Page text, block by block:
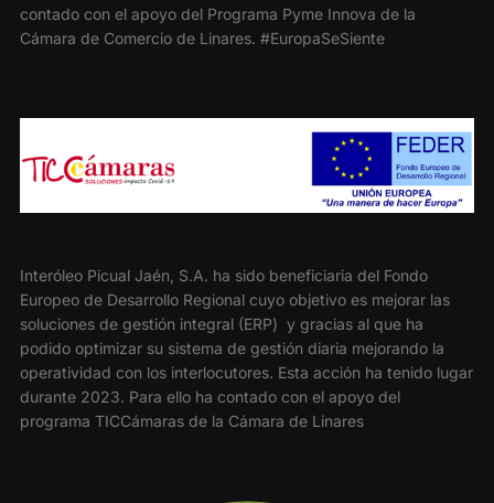
contado con el apoyo del Programa Pyme Innova de la
Cámara de Comercio de Linares. #EuropaSeSiente
Interóleo Picual Jaén, S.A. ha sido beneficiaria del Fondo
Europeo de Desarrollo Regional cuyo objetivo es mejorar las
soluciones de gestión integral (ERP) y gracias al que ha
podido optimizar su sistema de gestión diaria mejorando la
operatividad con los interlocutores. Esta acción ha tenido lugar
durante 2023. Para ello ha contado con el apoyo del
programa TICCámaras de la Cámara de Linares